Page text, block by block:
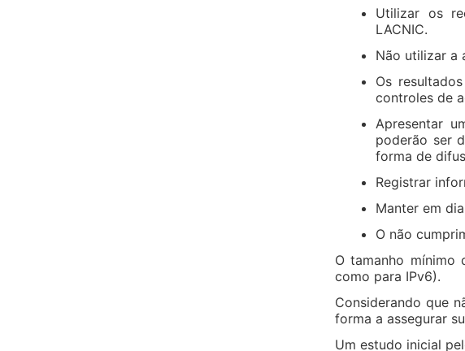
Utilizar os
LACNIC.
Não utilizar a
Os
controles de
Apresentar
poderão ser
forma de
Registrar
Manter em
O não
O tamanho mínimo
como para IPv6).
Considerando que
forma a assegurar
Um estudo inicial